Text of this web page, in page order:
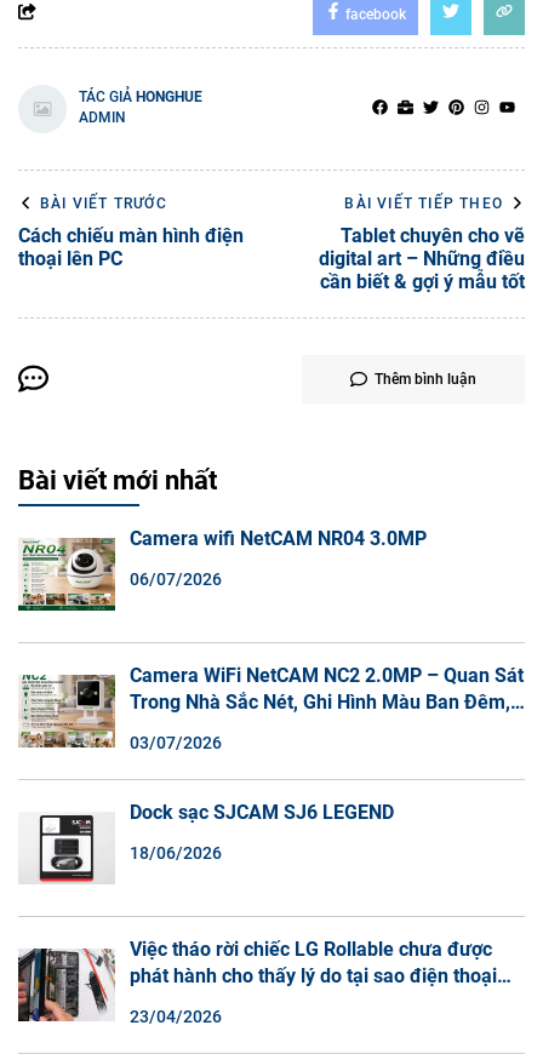
facebook
TÁC GIẢ HONGHUE
ADMIN
BÀI VIẾT TRƯỚC
Cách chiếu màn hình điện
thoại lên PC
BÀI VIẾT TIẾP THEO
Tablet chuyên cho vẽ
digital art – Những điều
cần biết & gợi ý mẫu tốt
Thêm bình luận
Bài viết mới nhất
Camera wifi NetCAM NR04 3.0MP
06/07/2026
Camera WiFi NetCAM NC2 2.0MP – Quan Sát
Trong Nhà Sắc Nét, Ghi Hình Màu Ban Đêm,
03/07/2026
Dock sạc SJCAM SJ6 LEGEND
18/06/2026
Việc tháo rời chiếc LG Rollable chưa được
phát hành cho thấy lý do tại sao điện thoại
23/04/2026